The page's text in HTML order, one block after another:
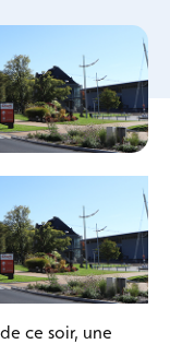
ce soir, une